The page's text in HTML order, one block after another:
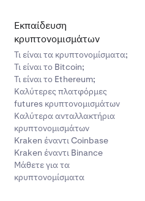
Εκπαίδευση
κρυπτονομισμάτων
Τι είναι τα κρυπτονομίσματα;
Τι είναι το Bitcoin;
Τι είναι το Ethereum;
Καλύτερες πλατφόρμες
futures κρυπτονομισμάτων
Καλύτερα ανταλλακτήρια
κρυπτονομισμάτων
Kraken έναντι Coinbase
Kraken έναντι Binance
Μάθετε για τα
κρυπτονομίσματα